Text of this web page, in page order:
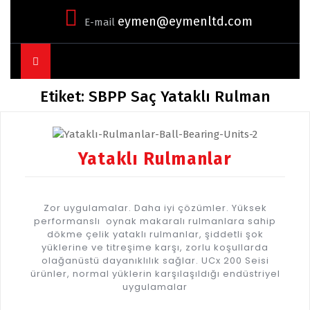
E-mail eymen@eymenltd.com
Button
Etiket: SBPP Saç Yataklı Rulman
Yataklı Rulmanlar
Zor uygulamalar. Daha iyi çözümler. Yüksek
performanslı oynak makaralı rulmanlara sahip
dökme çelik yataklı rulmanlar, şiddetli şok
yüklerine ve titreşime karşı, zorlu koşullarda
olağanüstü dayanıklılık sağlar. UCx 200 Seisi
ürünler, normal yüklerin karşılaşıldığı endüstriyel
uygulamalar